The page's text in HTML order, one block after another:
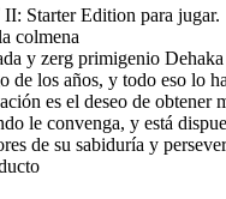
II: Starter Edition para jugar.
colmena
y zerg primigenio
de los años, y todo eso lo
es el deseo de obtener
le convenga, y está
de su sabiduría y